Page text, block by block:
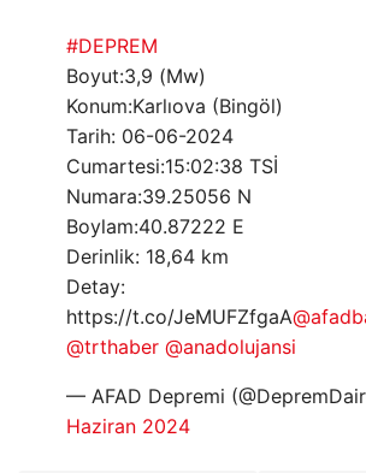
#DEPREM
Boyut:3,9 (Mw)
Konum:Karlıova (Bingöl)
Tarih: 06-06-2024
Cumartesi:15:02:38 TSİ
Numara:39.25056 N
Boylam:40.87222 E
Derinlik: 18,64 km
Detay:
https://t.co/JeMUFZfgaA
@trthaber @anadolujansi
— AFAD Depremi
Haziran 2024